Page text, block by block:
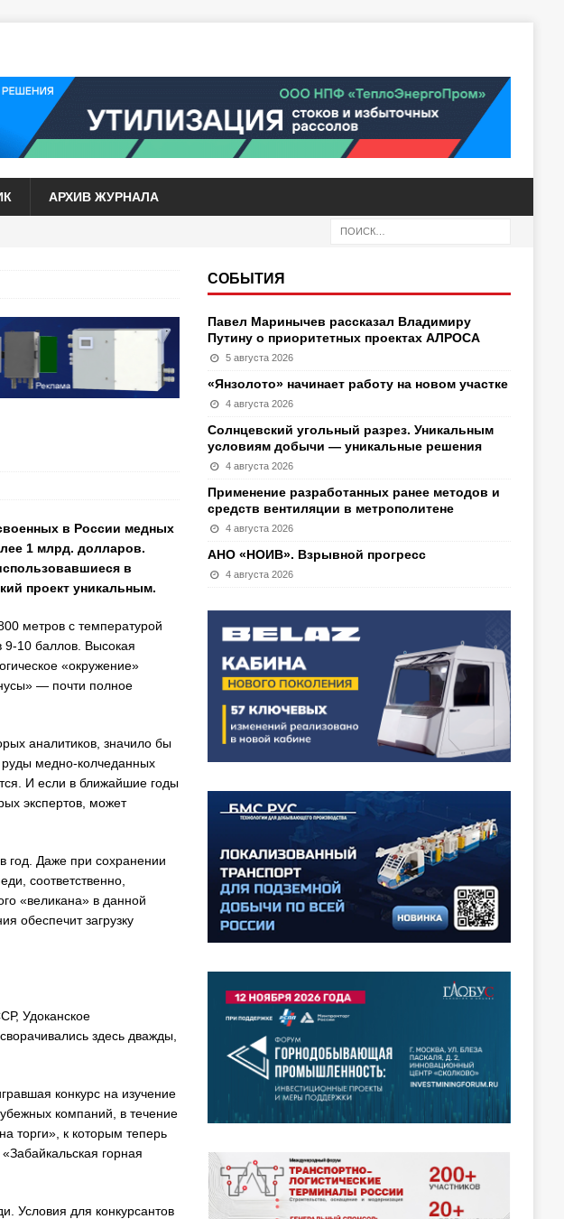
АРХИВ ЖУРНАЛА
в России медных
1 млрд. долларов.
в
проект уникальным.
метров с температурой
9-10 баллов. Высокая
«окружение»
— почти полное
аналитиков, значило бы
руды медно-колчеданных
И если в ближайшие годы
экспертов, может
год. Даже при сохранении
соответственно,
«великана» в данной
обеспечит загрузку
Удоканское
здесь дважды,
конкурс на изучение
компаний, в течение
торги», к которым теперь
горная
Условия для конкурсантов
СОБЫТИЯ
Павел Маринычев рассказал Владимиру
Путину о приоритетных проектах АЛРОСА
5 августа 2026
«Янзолото» начинает работу на новом участке
4 августа 2026
Солнцевский угольный разрез. Уникальным
условиям добычи — уникальные решения
4 августа 2026
Применение разработанных ранее методов и
средств вентиляции в метрополитене
4 августа 2026
АНО «НОИВ». Взрывной прогресс
4 августа 2026